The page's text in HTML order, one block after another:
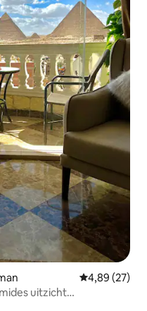
Gemiddelde
4,89 (27)
uitzicht